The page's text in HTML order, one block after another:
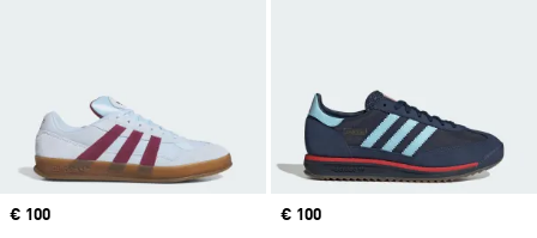
Price
€ 100
Price
€ 100